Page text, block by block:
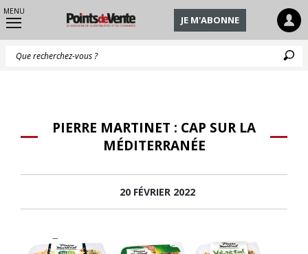
MENU
JE M'ABONNE
PIERRE MARTINET : CAP SUR LA
MÉDITERRANÉE
20 FÉVRIER 2022